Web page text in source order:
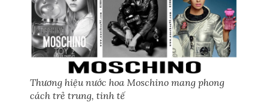
Thương hiệu nước hoa Moschino mang phong
cách trẻ trung, tinh tế